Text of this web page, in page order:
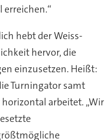
hebt der Weiss-
hervor, die
einzusetzen. Heißt:
Turningator samt
arbeitet. „Wir